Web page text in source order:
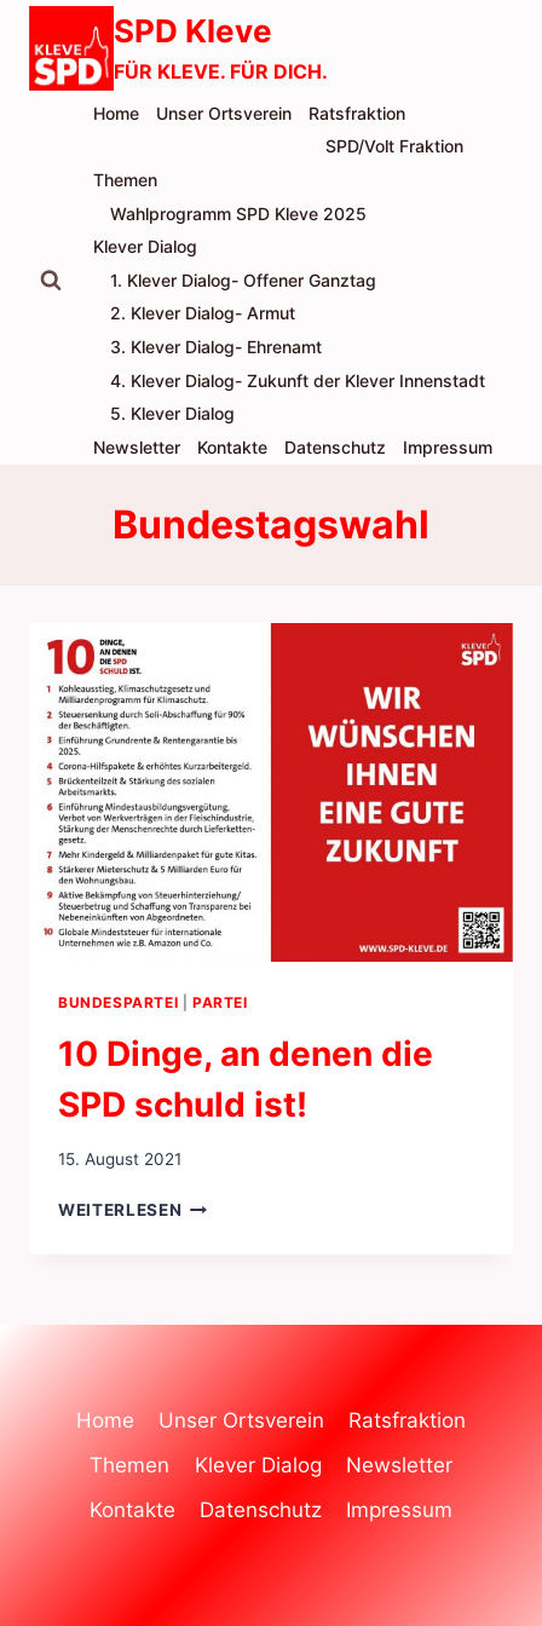
Inhalt
springen
SPD Kleve
FÜR KLEVE. FÜR DICH.
Home Unser Ortsverein
Ratsfraktion
SPD/Volt Fraktion
Themen
Wahlprogramm SPD Kleve 2025
Klever Dialog
1. Klever Dialog- Offener Ganztag
2. Klever Dialog- Armut
3. Klever Dialog- Ehrenamt
4. Klever Dialog- Zukunft der Klever Innenstadt
5. Klever Dialog
Newsletter
Kontakte Datenschutz Impressum
Bundestagswahl
BUNDESPARTEI PARTEI
10 Dinge, an denen die
SPD schuld ist!
15. August 2021
WEITERLESEN
SPD
Home Unser Ortsverein
Ratsfraktion
Themen
Klever Dialog
Newsletter
Kontakte
Datenschutz Impressum